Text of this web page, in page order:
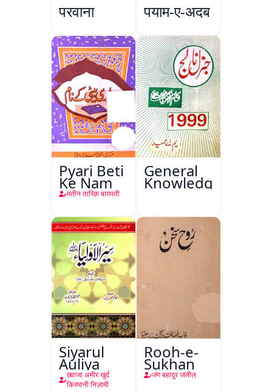
परवाना पयाम-ए-अदब
Pyari Beti
Ke Nam
मतीन तारिक़ बाग़पती
General
Knowledge
Siyarul
Auliya
ख़्वाजा अमीर खुर्द
किरमानी निज़ामी
Rooh-e-
Sukhan
जंग बहादुर जलील